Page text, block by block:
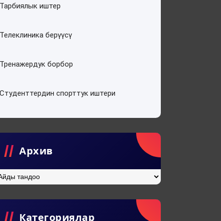
Тарбиялык иштер
Телеклиника берүүсү
Тренажердук борбор
Студенттердин спорттук иштери
Архив
Категориялар